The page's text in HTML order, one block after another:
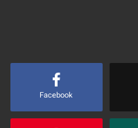
Facebook